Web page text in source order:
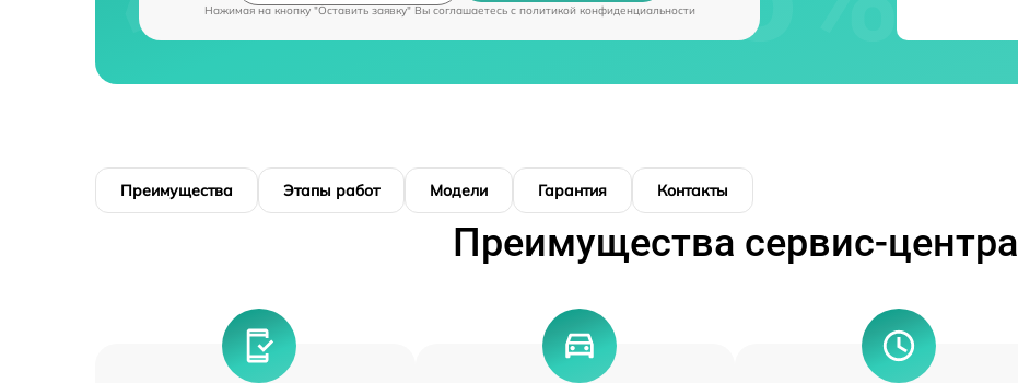
Нажимая на кнопку "Оставить заявку" Вы соглашаетесь c политикой конфиденциальности
Преимущества Этапы работ Модели Гарантия Контакты
Преимущества сервис-центра